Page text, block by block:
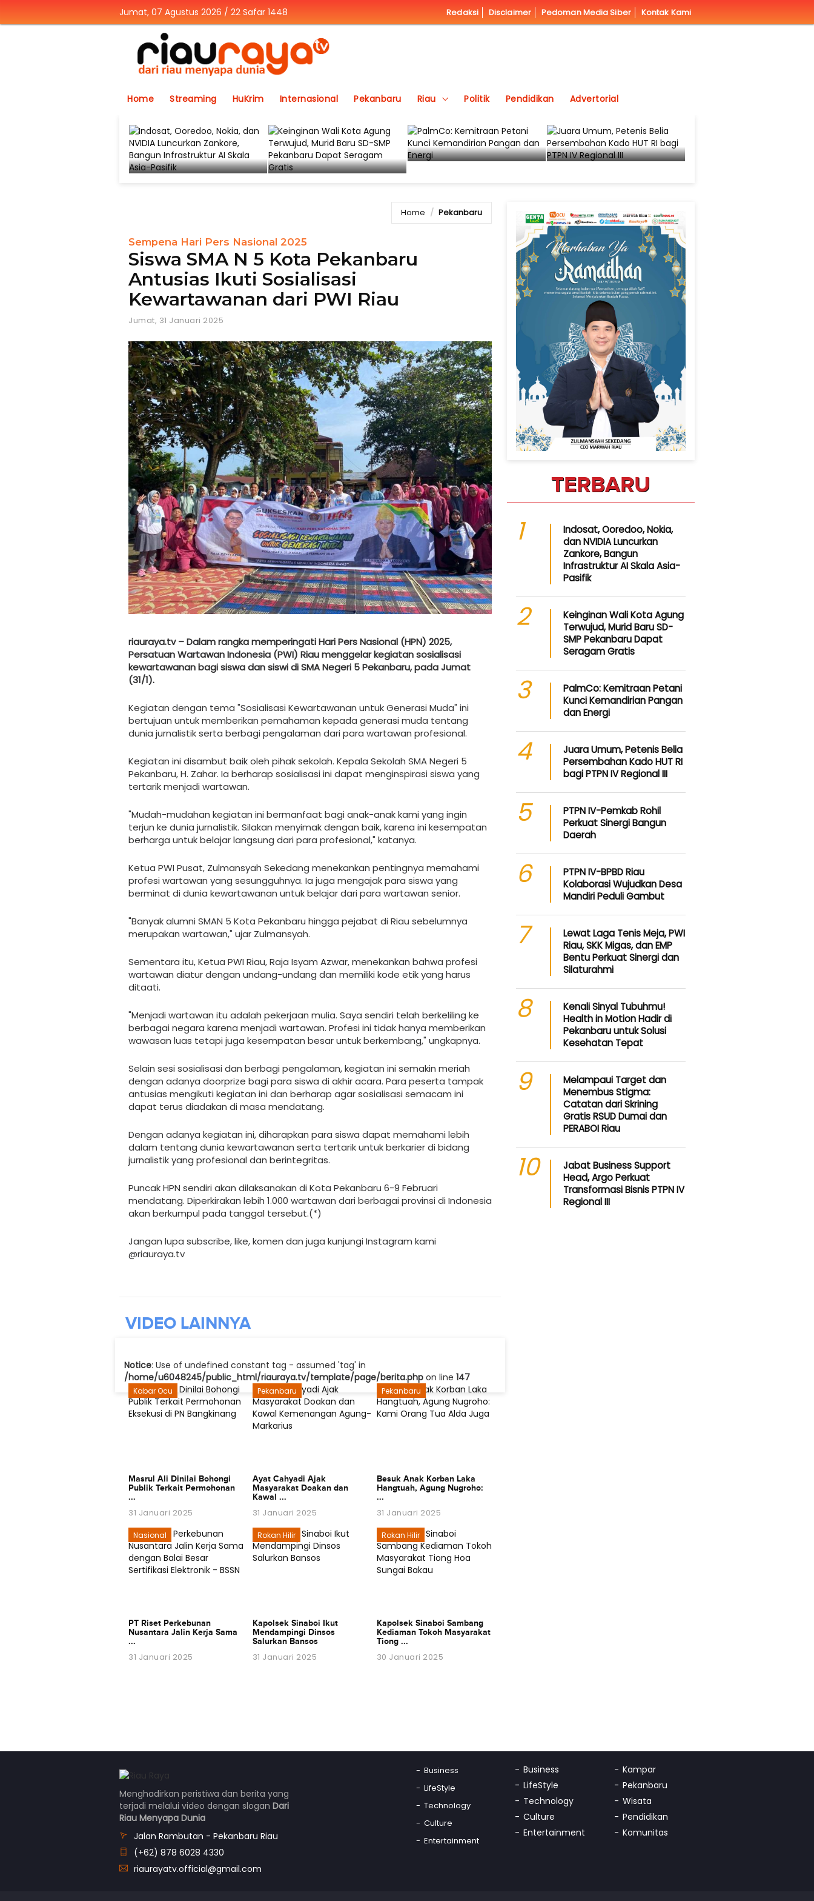
Jumat, 07 Agustus 2026 / 22 Safar 1448 Redaksi Disclaimer Pedoman Media Siber Kontak Kami
Home Streaming HuKrim Internasional Pekanbaru Riau Politik Pendidikan Advertorial
Home Pekanbaru
Sempena Hari Pers Nasional 2025
Siswa SMA N 5 Kota Pekanbaru
Antusias Ikuti Sosialisasi
Kewartawanan dari PWI Riau
Jumat, 31 Januari 2025
riauraya.tv – Dalam rangka memperingati Hari Pers Nasional (HPN) 2025,
Persatuan Wartawan Indonesia (PWI) Riau menggelar kegiatan sosialisasi
kewartawanan bagi siswa dan siswi di SMA Negeri 5 Pekanbaru, pada Jumat
(31/1).
Kegiatan dengan tema "Sosialisasi Kewartawanan untuk Generasi Muda" ini
bertujuan untuk memberikan pemahaman kepada generasi muda tentang
dunia jurnalistik serta berbagi pengalaman dari para wartawan profesional.
Kegiatan ini disambut baik oleh pihak sekolah. Kepala Sekolah SMA Negeri 5
Pekanbaru, H. Zahar. Ia berharap sosialisasi ini dapat menginspirasi siswa yang
tertarik menjadi wartawan.
"Mudah-mudahan kegiatan ini bermanfaat bagi anak-anak kami yang ingin
terjun ke dunia jurnalistik. Silakan menyimak dengan baik, karena ini kesempatan
berharga untuk belajar langsung dari para profesional," katanya.
Ketua PWI Pusat, Zulmansyah Sekedang menekankan pentingnya memahami
profesi wartawan yang sesungguhnya. Ia juga mengajak para siswa yang
berminat di dunia kewartawanan untuk belajar dari para wartawan senior.
"Banyak alumni SMAN 5 Kota Pekanbaru hingga pejabat di Riau sebelumnya
merupakan wartawan," ujar Zulmansyah.
Sementara itu, Ketua PWI Riau, Raja Isyam Azwar, menekankan bahwa profesi
wartawan diatur dengan undang-undang dan memiliki kode etik yang harus
ditaati.
"Menjadi wartawan itu adalah pekerjaan mulia. Saya sendiri telah berkeliling ke
berbagai negara karena menjadi wartawan. Profesi ini tidak hanya memberikan
wawasan luas tetapi juga kesempatan besar untuk berkembang," ungkapnya.
Selain sesi sosialisasi dan berbagi pengalaman, kegiatan ini semakin meriah
dengan adanya doorprize bagi para siswa di akhir acara. Para peserta tampak
antusias mengikuti kegiatan ini dan berharap agar sosialisasi semacam ini
dapat terus diadakan di masa mendatang.
Dengan adanya kegiatan ini, diharapkan para siswa dapat memahami lebih
dalam tentang dunia kewartawanan serta tertarik untuk berkarier di bidang
jurnalistik yang profesional dan berintegritas.
Puncak HPN sendiri akan dilaksanakan di Kota Pekanbaru 6-9 Februari
mendatang. Diperkirakan lebih 1.000 wartawan dari berbagai provinsi di Indonesia
akan berkumpul pada tanggal tersebut.(*)
Jangan lupa subscribe, like, komen dan juga kunjungi Instagram kami
@riauraya.tv
VIDEO LAINNYA
Notice: Use of undefined constant tag - assumed 'tag' in
/home/u6048245/public_html/riauraya.tv/template/page/berita.phpon line 147
Kabar Ocu
Masrul Ali Dinilai Bohongi
Publik Terkait Permohonan
...
31 Januari 2025
Pekanbaru
Ayat Cahyadi Ajak
Masyarakat Doakan dan
Kawal ...
31 Januari 2025
Pekanbaru
Besuk Anak Korban Laka
Hangtuah, Agung Nugroho:
...
31 Januari 2025
Nasional
PT Riset Perkebunan
Nusantara Jalin Kerja Sama
...
31 Januari 2025
Rokan Hilir
Kapolsek Sinaboi Ikut
Mendampingi Dinsos
Salurkan Bansos
31 Januari 2025
Rokan Hilir
Kapolsek Sinaboi Sambang
Kediaman Tokoh Masyarakat
Tiong ...
30 Januari 2025
TERBARU
1
Indosat, Ooredoo, Nokia,
dan NVIDIA Luncurkan
Zankore, Bangun
Infrastruktur AI Skala Asia-
Pasifik
2
Keinginan Wali Kota Agung
Terwujud, Murid Baru SD-
SMP Pekanbaru Dapat
Seragam Gratis
3
PalmCo: Kemitraan Petani
Kunci Kemandirian Pangan
dan Energi
4
Juara Umum, Petenis Belia
Persembahan Kado HUT RI
bagi PTPN IV Regional III
5
PTPN IV-Pemkab Rohil
Perkuat Sinergi Bangun
Daerah
6
PTPN IV-BPBD Riau
Kolaborasi Wujudkan Desa
Mandiri Peduli Gambut
7
Lewat Laga Tenis Meja, PWI
Riau, SKK Migas, dan EMP
Bentu Perkuat Sinergi dan
Silaturahmi
8
Kenali Sinyal Tubuhmu!
Health in Motion Hadir di
Pekanbaru untuk Solusi
Kesehatan Tepat
9
Melampaui Target dan
Menembus Stigma:
Catatan dari Skrining
Gratis RSUD Dumai dan
PERABOI Riau
10
Jabat Business Support
Head, Argo Perkuat
Transformasi Bisnis PTPN IV
Regional III
Menghadirkan peristiwa dan berita yang
terjadi melalui video dengan slogan Dari
Riau Menyapa Dunia
Jalan Rambutan - Pekanbaru Riau
(+62) 878 6028 4330
riaurayatv.official@gmail.com
Business
LifeStyle
Technology
Culture
Entertainment
Business
LifeStyle
Technology
Culture
Entertainment
Kampar
Pekanbaru
Wisata
Pendidikan
Komunitas